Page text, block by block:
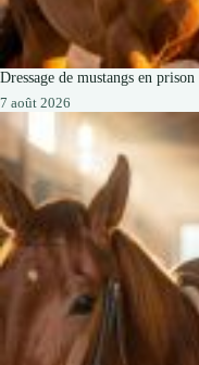
Dressage de mustangs en
7 août 2026